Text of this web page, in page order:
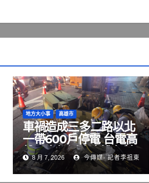
地方大小事 高雄市
車禍造成三多二路以北
一帶600戶停電 台電高
雄區處加派人力進行搶
修8 月 7, 2026 今傳媒- 記者李祖東